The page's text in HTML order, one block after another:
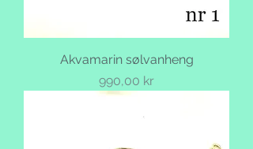
Akvamarin sølvanheng
Pris
990,00 kr